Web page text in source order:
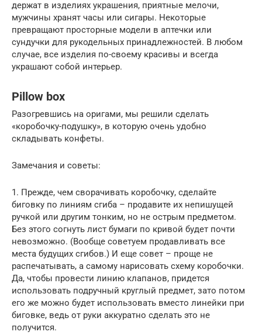
держат в изделиях украшения, приятные мелочи,
мужчины хранят часы или сигары. Некоторые
превращают просторные модели в аптечки или
сундучки для рукодельных принадлежностей. В любом
случае, все изделия по-своему красивы и всегда
украшают собой интерьер.
Pillow box
Разогревшись на оригами, мы решили сделать
«коробочку-подушку», в которую очень удобно
складывать конфеты.
Замечания и советы:
1. Прежде, чем сворачивать коробочку, сделайте
биговку по линиям сгиба – продавите их непишущей
ручкой или другим тонким, но не острым предметом.
Без этого согнуть лист бумаги по кривой будет почти
невозможно. (Вообще советуем продавливать все
места будущих сгибов.) И еще совет – проще не
распечатывать, а самому нарисовать схему коробочки.
Да, чтобы провести линию клапанов, придется
использовать подручный круглый предмет, зато потом
его же можно будет использовать вместо линейки при
биговке, ведь от руки аккуратно сделать это не
получится.